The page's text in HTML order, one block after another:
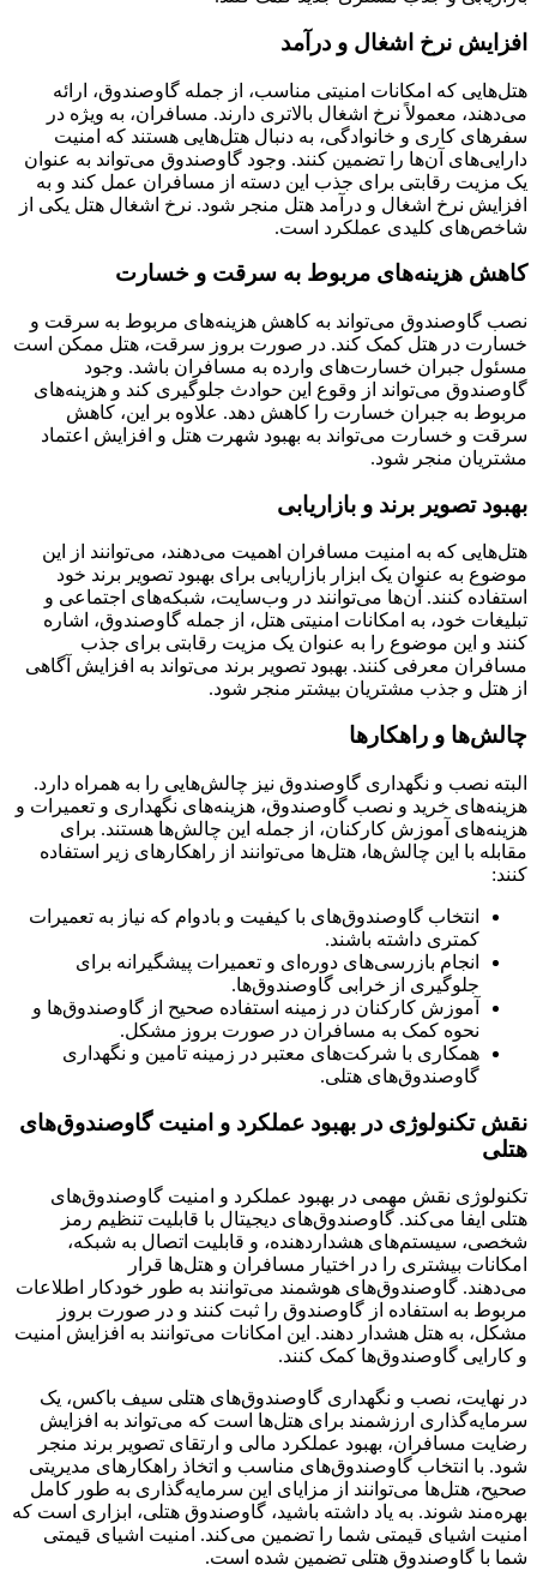
افزایش نرخ اشغال و درآمد
هتل‌هایی که امکانات امنیتی مناسب، از جمله گاوصندوق، ارائه
می‌دهند، معمولاً نرخ اشغال بالاتری دارند. مسافران، به ویژه در
سفرهای کاری و خانوادگی، به دنبال هتل‌هایی هستند که امنیت
دارایی‌های آن‌ها را تضمین کنند. وجود گاوصندوق می‌تواند به عنوان
یک مزیت رقابتی برای جذب این دسته از مسافران عمل کند و به
افزایش نرخ اشغال و درآمد هتل منجر شود. نرخ اشغال هتل یکی از
شاخص‌های کلیدی عملکرد است.
کاهش هزینه‌های مربوط به سرقت و خسارت
نصب گاوصندوق می‌تواند به کاهش هزینه‌های مربوط به سرقت و
خسارت در هتل کمک کند. در صورت بروز سرقت، هتل ممکن است
مسئول جبران خسارت‌های وارده به مسافران باشد. وجود
گاوصندوق می‌تواند از وقوع این حوادث جلوگیری کند و هزینه‌های
مربوط به جبران خسارت را کاهش دهد. علاوه بر این، کاهش
سرقت و خسارت می‌تواند به بهبود شهرت هتل و افزایش اعتماد
مشتریان منجر شود.
بهبود تصویر برند و بازاریابی
هتل‌هایی که به امنیت مسافران اهمیت می‌دهند، می‌توانند از این
موضوع به عنوان یک ابزار بازاریابی برای بهبود تصویر برند خود
استفاده کنند. آن‌ها می‌توانند در وب‌سایت، شبکه‌های اجتماعی و
تبلیغات خود، به امکانات امنیتی هتل، از جمله گاوصندوق، اشاره
کنند و این موضوع را به عنوان یک مزیت رقابتی برای جذب
مسافران معرفی کنند. بهبود تصویر برند می‌تواند به افزایش آگاهی
از هتل و جذب مشتریان بیشتر منجر شود.
چالش‌ها و راهکارها
البته نصب و نگهداری گاوصندوق نیز چالش‌هایی را به همراه دارد.
هزینه‌های خرید و نصب گاوصندوق، هزینه‌های نگهداری و تعمیرات و
هزینه‌های آموزش کارکنان، از جمله این چالش‌ها هستند. برای
مقابله با این چالش‌ها، هتل‌ها می‌توانند از راهکارهای زیر استفاده
کنند:
انتخاب گاوصندوق‌های با کیفیت و بادوام که نیاز به تعمیرات
کمتری داشته باشند.
انجام بازرسی‌های دوره‌ای و تعمیرات پیشگیرانه برای
جلوگیری از خرابی گاوصندوق‌ها.
آموزش کارکنان در زمینه استفاده صحیح از گاوصندوق‌ها و
نحوه کمک به مسافران در صورت بروز مشکل.
همکاری با شرکت‌های معتبر در زمینه تامین و نگهداری
گاوصندوق‌های هتلی.
نقش تکنولوژی در بهبود عملکرد و امنیت گاوصندوق‌های
هتلی
تکنولوژی نقش مهمی در بهبود عملکرد و امنیت گاوصندوق‌های
هتلی ایفا می‌کند. گاوصندوق‌های دیجیتال با قابلیت تنظیم رمز
شخصی، سیستم‌های هشداردهنده، و قابلیت اتصال به شبکه،
امکانات بیشتری را در اختیار مسافران و هتل‌ها قرار
می‌دهند. گاوصندوق‌های هوشمند می‌توانند به طور خودکار اطلاعات
مربوط به استفاده از گاوصندوق را ثبت کنند و در صورت بروز
مشکل، به هتل هشدار دهند. این امکانات می‌توانند به افزایش امنیت
و کارایی گاوصندوق‌ها کمک کنند.
در نهایت، نصب و نگهداری گاوصندوق‌های هتلی سیف باکس، یک
سرمایه‌گذاری ارزشمند برای هتل‌ها است که می‌تواند به افزایش
رضایت مسافران، بهبود عملکرد مالی و ارتقای تصویر برند منجر
شود. با انتخاب گاوصندوق‌های مناسب و اتخاذ راهکارهای مدیریتی
صحیح، هتل‌ها می‌توانند از مزایای این سرمایه‌گذاری به طور کامل
بهره‌مند شوند. به یاد داشته باشید، گاوصندوق هتلی، ابزاری است که
امنیت اشیای قیمتی شما را تضمین می‌کند. امنیت اشیای قیمتی
شما با گاوصندوق هتلی تضمین شده است.